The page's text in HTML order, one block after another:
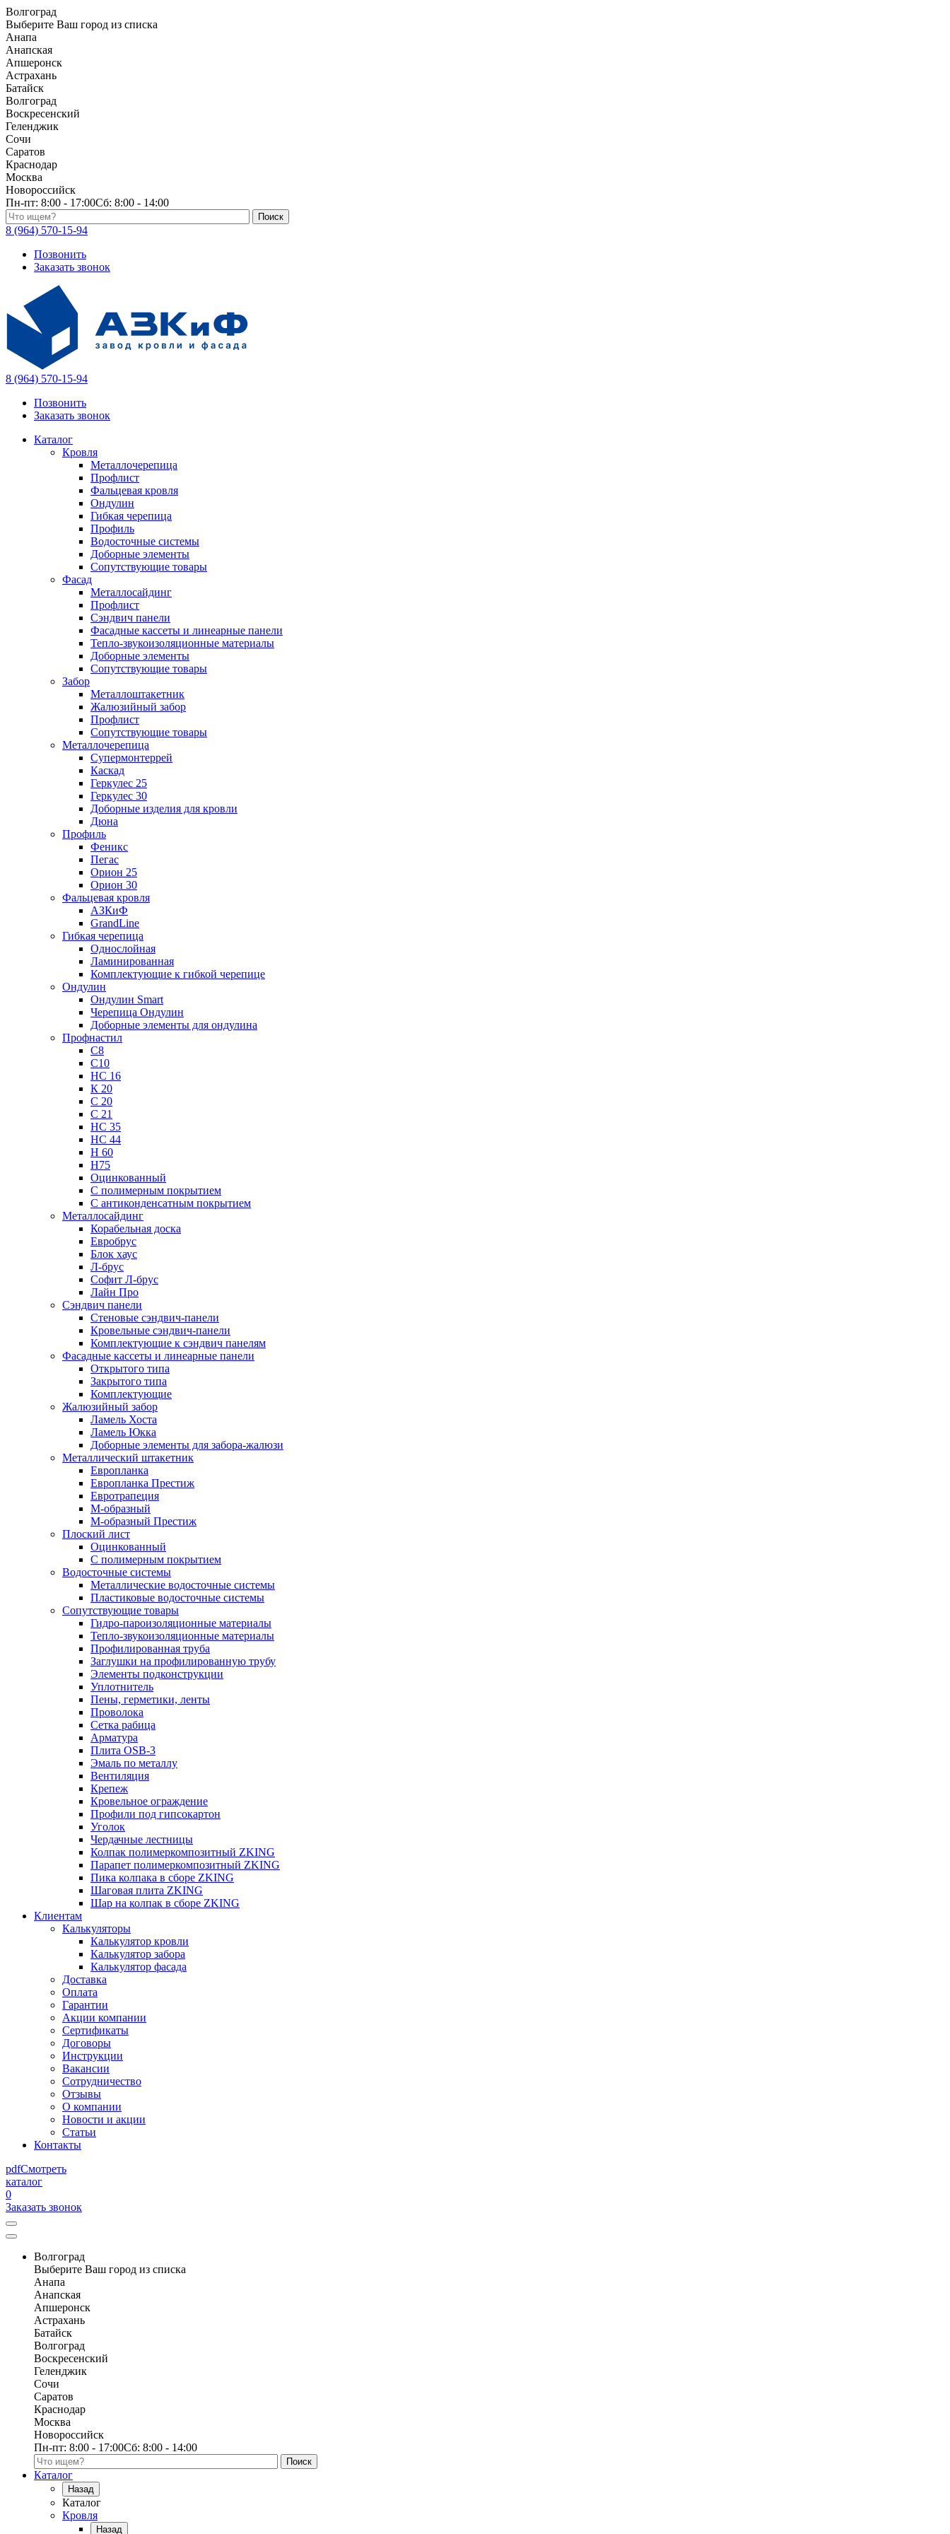
Волгоград
Выберите Ваш город из списка
Анапа
Анапская
Апшеронск
Астрахань
Батайск
Волгоград
Воскресенский
Геленджик
Сочи
Саратов
Краснодар
Москва
Новороссийск
Пн-пт: 8:00 - 17:00Сб: 8:00 - 14:00
Поиск по каталогу
8 (964) 570-15-94
Позвонить
Заказать звонок
8 (964) 570-15-94
Позвонить
Заказать звонок
Каталог
Кровля
Металлочерепица
Профлист
Фальцевая кровля
Ондулин
Гибкая черепица
Профиль
Водосточные системы
Доборные элементы
Сопутствующие товары
Фасад
Металлосайдинг
Профлист
Сэндвич панели
Фасадные кассеты и линеарные панели
Тепло-звукоизоляционные материалы
Доборные элементы
Сопутствующие товары
Забор
Металлоштакетник
Жалюзийный забор
Профлист
Сопутствующие товары
Металлочерепица
Супермонтеррей
Каскад
Геркулес 25
Геркулес 30
Доборные изделия для кровли
Дюна
Профиль
Феникс
Пегас
Орион 25
Орион 30
Фальцевая кровля
АЗКиФ
GrandLine
Гибкая черепица
Однослойная
Ламинированная
Комплектующие к гибкой черепице
Ондулин
Ондулин Smart
Черепица Ондулин
Доборные элементы для ондулина
Профнастил
С8
С10
НС 16
К 20
С 20
С 21
НС 35
НС 44
Н 60
Н75
Оцинкованный
С полимерным покрытием
С антиконденсатным покрытием
Металлосайдинг
Корабельная доска
Евробрус
Блок хаус
Л-брус
Софит Л-брус
Лайн Про
Сэндвич панели
Стеновые сэндвич-панели
Кровельные сэндвич-панели
Комплектующие к сэндвич панелям
Фасадные кассеты и линеарные панели
Открытого типа
Закрытого типа
Комплектующие
Жалюзийный забор
Ламель Хоста
Ламель Юкка
Доборные элементы для забора-жалюзи
Металлический штакетник
Европланка
Европланка Престиж
Евротрапеция
М-образный
М-образный Престиж
Плоский лист
Оцинкованный
С полимерным покрытием
Водосточные системы
Металлические водосточные системы
Пластиковые водосточные системы
Сопутствующие товары
Гидро-пароизоляционные материалы
Тепло-звукоизоляционные материалы
Профилированная труба
Заглушки на профилированную трубу
Элементы подконструкции
Уплотнитель
Пены, герметики, ленты
Проволока
Сетка рабица
Арматура
Плита OSB-3
Эмаль по металлу
Вентиляция
Крепеж
Кровельное ограждение
Профили под гипсокартон
Уголок
Чердачные лестницы
Колпак полимеркомпозитный ZKING
Парапет полимеркомпозитный ZKING
Пика колпака в сборе ZKING
Шаговая плита ZKING
Шар на колпак в сборе ZKING
Клиентам
Калькуляторы
Калькулятор кровли
Калькулятор забора
Калькулятор фасада
Доставка
Оплата
Гарантии
Акции компании
Сертификаты
Договоры
Инструкции
Вакансии
Сотрудничество
Отзывы
О компании
Новости и акции
Статьи
Контакты
pdfСмотреть
каталог
0
Заказать звонок
Волгоград
Выберите Ваш город из списка
Анапа
Анапская
Апшеронск
Астрахань
Батайск
Волгоград
Воскресенский
Геленджик
Сочи
Саратов
Краснодар
Москва
Новороссийск
Пн-пт: 8:00 - 17:00Сб: 8:00 - 14:00
Поиск по каталогу
Каталог
Назад
Каталог
Кровля
Назад